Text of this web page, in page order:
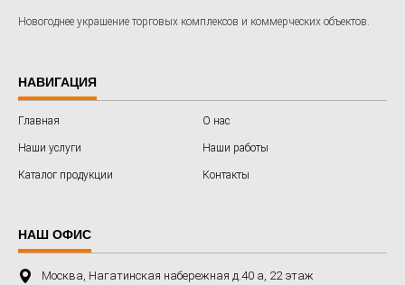
Новогоднее украшение торговых комплексов и коммерческих объектов.
НАВИГАЦИЯ
Главная О нас
Наши услуги Наши работы
Каталог продукции Контакты
НАШ ОФИС
Москва, Нагатинская набережная д.40 а, 22 этаж